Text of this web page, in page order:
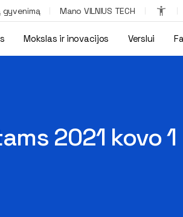
gyvenimą Mano VILNIUS TECH
Mokslas ir inovacijos Verslui
2021 kovo 1